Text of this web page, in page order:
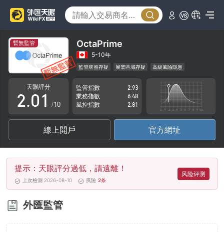
暫無監管 OctaPrime
5-10年
監管牌照存疑 展業區域存疑 高級風險隱患
天眼評分
0
1
2
3
4
5
6
7
8
.0
1
2
3
4
5
6
0
1
2
3
4
5
6
7
/10
監管指數
2.93
業務指數
6.48
風控指數
2.81
線上開戶 官方網址
提示：天眼評分過低，請遠離！
上次檢測 2026-08-10 風險 2条
风险评测
外匯監管